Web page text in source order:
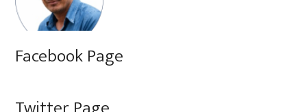
Facebook Page